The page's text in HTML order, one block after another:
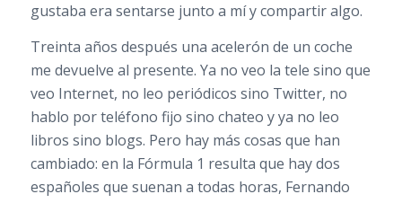
gustaba era sentarse junto a mí y compartir algo.
Treinta años después una acelerón de un coche
me devuelve al presente. Ya no veo la tele sino que
veo Internet, no leo periódicos sino Twitter, no
hablo por teléfono fijo sino chateo y ya no leo
libros sino blogs. Pero hay más cosas que han
cambiado: en la Fórmula 1 resulta que hay dos
españoles que suenan a todas horas, Fernando